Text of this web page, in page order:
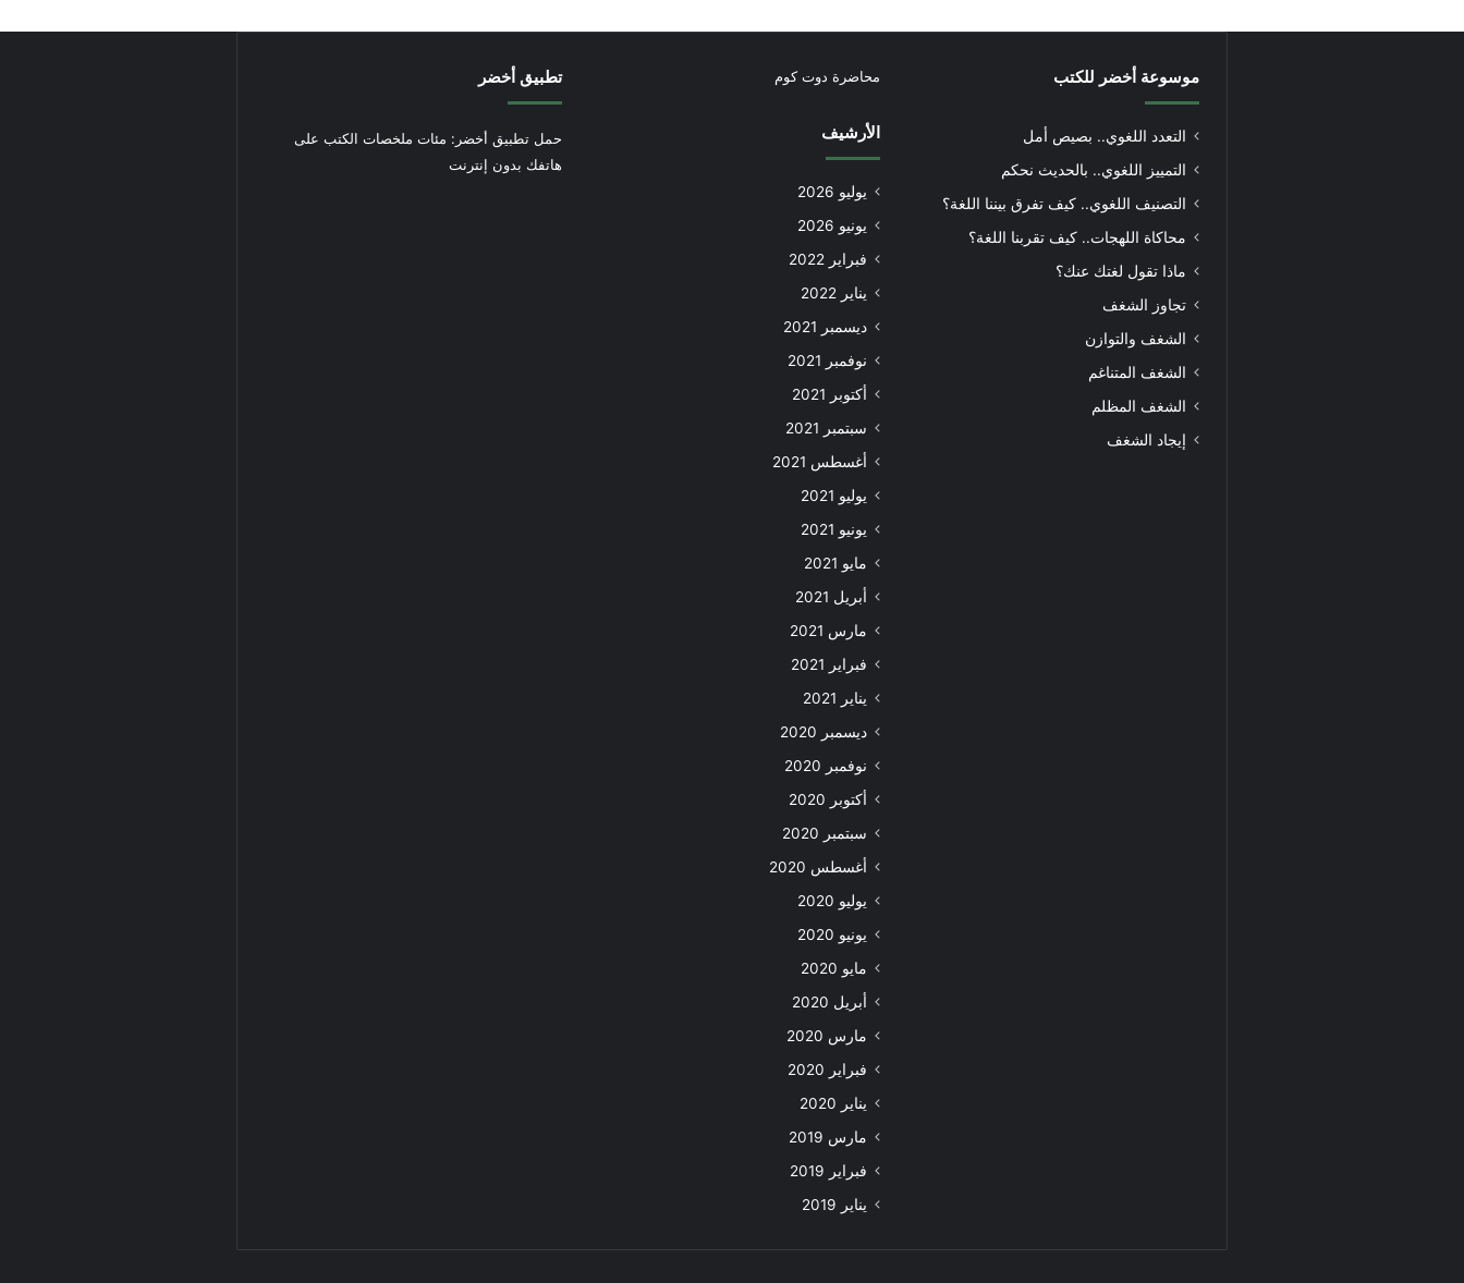
موسوعة أخضر للكتب
التعدد اللغوي.. بصيص أمل
التمييز اللغوي.. بالحديث نحكم
التصنيف اللغوي.. كيف تفرق بيننا اللغة؟
محاكاة اللهجات.. كيف تقربنا اللغة؟
ماذا تقول لغتك عنك؟
تجاوز الشغف
الشغف والتوازن
الشغف المتناغم
الشغف المظلم
إيجاد الشغف
محاضرة دوت كوم
الأرشيف
يوليو 2026
يونيو 2026
فبراير 2022
يناير 2022
ديسمبر 2021
نوفمبر 2021
أكتوبر 2021
سبتمبر 2021
أغسطس 2021
يوليو 2021
يونيو 2021
مايو 2021
أبريل 2021
مارس 2021
فبراير 2021
يناير 2021
ديسمبر 2020
نوفمبر 2020
أكتوبر 2020
سبتمبر 2020
أغسطس 2020
يوليو 2020
يونيو 2020
مايو 2020
أبريل 2020
مارس 2020
فبراير 2020
يناير 2020
مارس 2019
فبراير 2019
يناير 2019
تطبيق أخضر
حمل تطبيق أخضر: مئات ملخصات الكتب على
هاتفك بدون إنترنت